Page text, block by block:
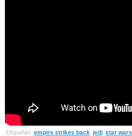
Etiquetas: empire strikes back, jedi, star wars